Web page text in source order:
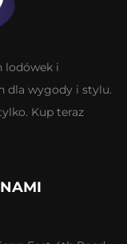
lodówek i
dla wygody i stylu.
Kup teraz